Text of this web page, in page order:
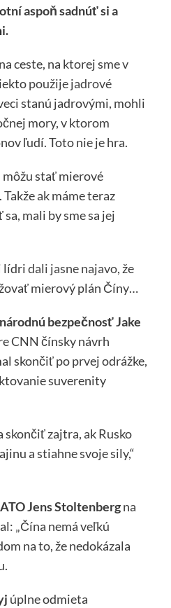
aspoň sadnúť si a
ceste, na ktorej sme v
použije jadrové
stanú jadrovými, mohli
mory, v ktorom
ľudí. Toto nie je hra.
stať mierové
ak máme teraz
mali by sme sa jej
lídridali jasne najavo, že
mierový plán Číny…
bezpečnosť Jake
CNN čínsky návrh
skončiť po prvej odrážke,
suverenity
skončiť zajtra, ak Rusko
a stiahne svoje sily,“
Jens Stoltenbergna
„Čína nemá veľkú
na to, že nedokázala
úplne odmieta